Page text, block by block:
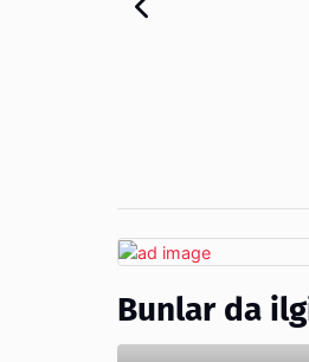
Bunlar da